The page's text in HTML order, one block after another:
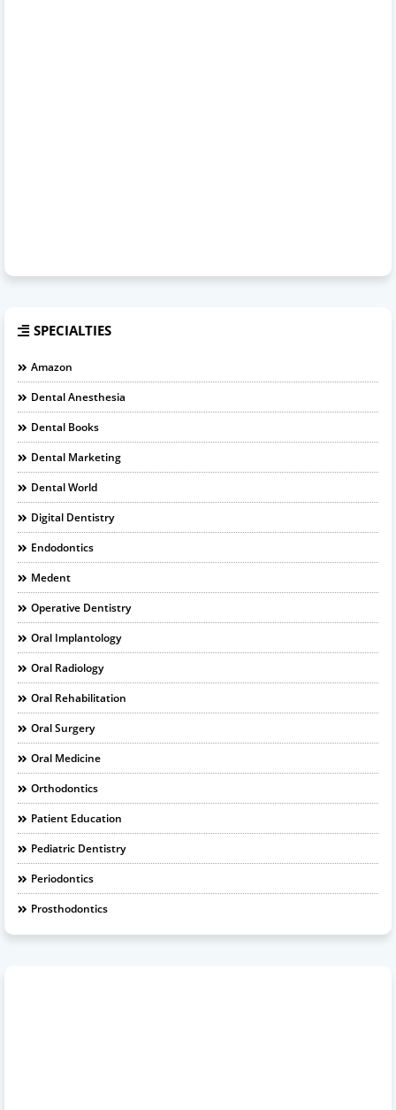
SPECIALTIES
Amazon
Dental Anesthesia
Dental Books
Dental Marketing
Dental World
Digital Dentistry
Endodontics
Medent
Operative Dentistry
Oral Implantology
Oral Radiology
Oral Rehabilitation
Oral Surgery
Oral Medicine
Orthodontics
Patient Education
Pediatric Dentistry
Periodontics
Prosthodontics